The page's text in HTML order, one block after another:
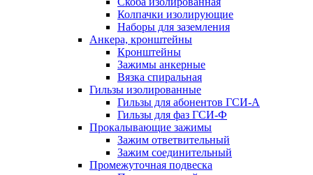
Колпачки изолирующие
Наборы для заземления
Анкера, кронштейны
Кронштейны
Зажимы анкерные
Вязка спиральная
Гильзы изолированные
Гильзы для абонентов ГСИ-А
Гильзы для фаз ГСИ-Ф
Прокалывающие зажимы
Зажим ответвительный
Зажим соединительный
Промежуточная подвеска